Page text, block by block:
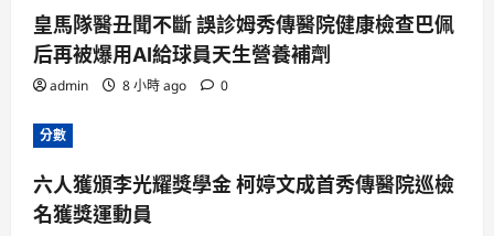
皇馬隊醫丑聞不斷 誤診姆秀傳醫院健康檢查巴佩
后再被爆用AI給球員天生營養補劑
admin 8 小時 ago 0
分數
六人獲頒李光耀獎學金 柯婷文成首秀傳醫院巡檢
名獲獎運動員